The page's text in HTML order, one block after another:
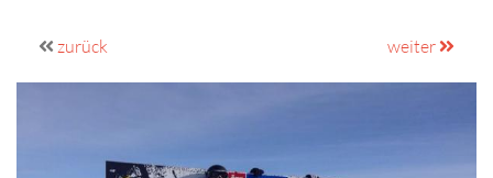
zurück weiter